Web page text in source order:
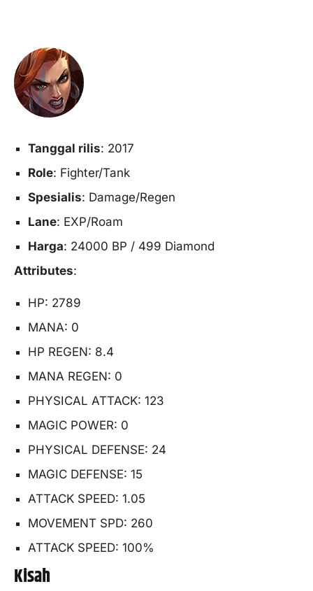
Tanggal rilis: 2017
Role: Fighter/Tank
Spesialis: Damage/Regen
Lane: EXP/Roam
Harga: 24000 BP / 499 Diamond
Attributes:
HP: 2789
MANA: 0
HP REGEN: 8.4
MANA REGEN: 0
PHYSICAL ATTACK: 123
MAGIC POWER: 0
PHYSICAL DEFENSE: 24
MAGIC DEFENSE: 15
ATTACK SPEED: 1.05
MOVEMENT SPD: 260
ATTACK SPEED: 100%
Kisah